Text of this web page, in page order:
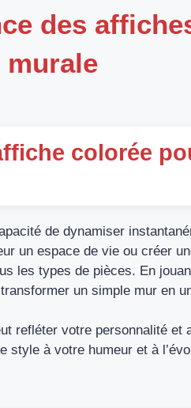
des
colorée
de dynamiser
un espace de vie ou créer
les types de pièces. En
un simple mur en
refléter votre personnalité et
style à votre humeur et à